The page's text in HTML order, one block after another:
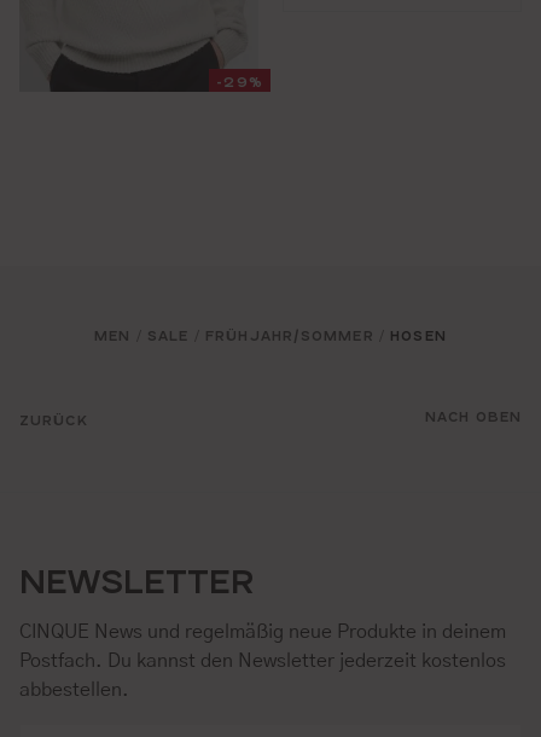
-29%
ZURÜCK
MEN SALE FRÜHJAHR/SOMMER HOSEN
NACH OBEN
NEWSLETTER
CINQUE News und regelmäßig neue Produkte in deinem
Postfach. Du kannst den Newsletter jederzeit kostenlos
abbestellen.